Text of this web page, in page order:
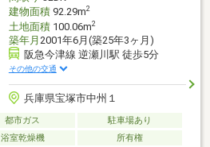
建物面積92.29m2
土地面積100.06m2
築年月 2001年6月(築25年3ヶ月)
阪急今津線 逆瀬川駅 徒歩5分
その他の交通
兵庫県宝塚市中州１
都市ガス
駐車場あり
浴室乾燥機 所有権